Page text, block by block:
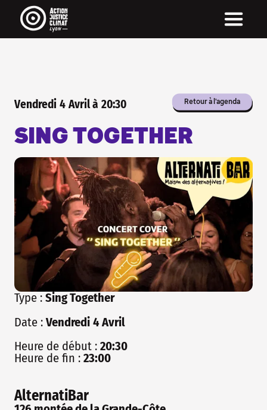
sociaux, sans algorithme qui décide pour toi !
INSCRIS-TOI À NOTRE
NEWSLETTER
Vendredi 4 Avril à 20:30 Retour à l'agenda
SING TOGETHER
Type : Sing Together
Date : Vendredi 4 Avril
Heure de début : 20:30
Heure de fin : 23:00
AlternatiBar